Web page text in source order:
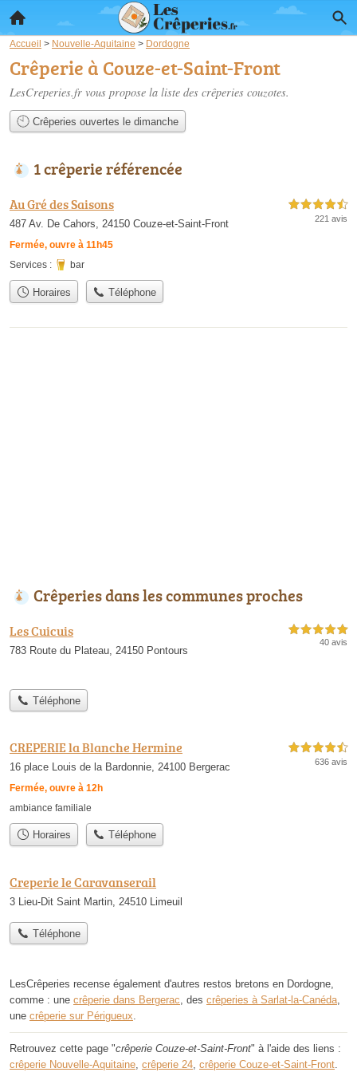
Accueil > Nouvelle-Aquitaine > Dordogne
Crêperie à Couze-et-Saint-Front
LesCreperies.fr vous propose la liste des crêperies couzotes.
Crêperies ouvertes le dimanche
1 crêperie référencée
Au Gré des Saisons
487 Av. De Cahors, 24150 Couze-et-Saint-Front
Fermée, ouvre à 11h45
4,5 étoiles sur 5
221 avis
Services : bar
Horaires Téléphone
Crêperies dans les communes proches
Les Cuicuis
783 Route du Plateau, 24150 Pontours
5,0 étoiles sur 5
40 avis
Téléphone
CREPERIE la Blanche Hermine
16 place Louis de la Bardonnie, 24100 Bergerac
Fermée, ouvre à 12h
4,5 étoiles sur 5
636 avis
ambiance familiale
Horaires Téléphone
Creperie le Caravanserail
3 Lieu-Dit Saint Martin, 24510 Limeuil
Téléphone
LesCrêperies recense également d'autres restos bretons en Dordogne,
comme : une crêperie dans Bergerac , des crêperies à Sarlat-la-Canéda
une crêperie sur Périgueux
Retrouvez cette page "crêperie Couze-et-Saint-Front" à l'aide des liens :
crêperie Nouvelle-Aquitaine crêperie 24 crêperie Couze-et-Saint-Front